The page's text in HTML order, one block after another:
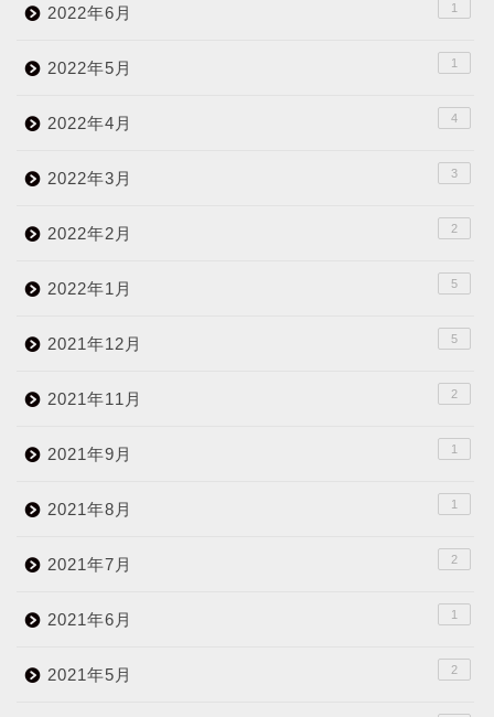
2022年6月 1
2022年5月 1
2022年4月 4
2022年3月 3
2022年2月 2
2022年1月 5
2021年12月 5
2021年11月 2
2021年9月 1
2021年8月 1
2021年7月 2
2021年6月 1
2021年5月 2